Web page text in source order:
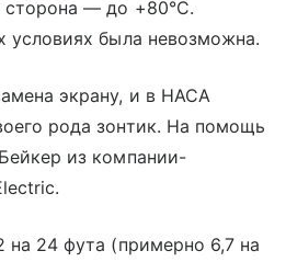
сторона — до +80°C.
условиях была невозможна.
экрану, и в НАСА
рода зонтик. На помощь
из компании-
24 фута (примерно 6,7 на